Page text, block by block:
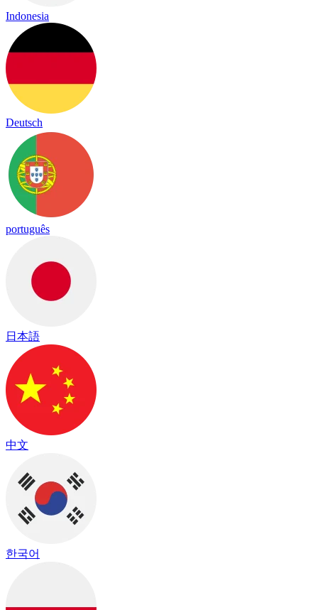
Indonesia
Deutsch
português
日本語
中文
한국어